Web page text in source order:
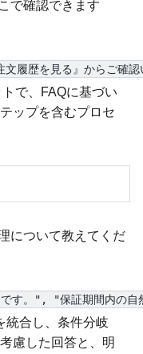
で確認できます
文履歴を見る』からご確
で、FAQに基づい
ップを含むプロセ
について教えてくだ
す。", "保証期間内の
統合し、条件分岐
慮した回答と、明